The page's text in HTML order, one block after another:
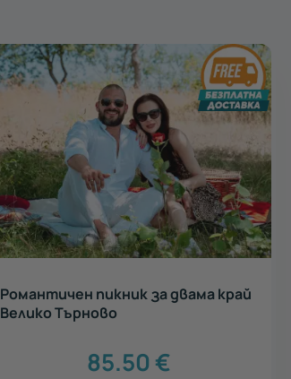
Романтичен пикник за двама край
Велико Търново
85.50€